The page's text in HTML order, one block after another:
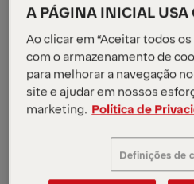
A PÁGINA INICIAL USA
Ao clicar em “Aceitar todos
com o armazenamento de
para melhorar a navegação
site e ajudar em nossos
marketing. Política de
Definições de